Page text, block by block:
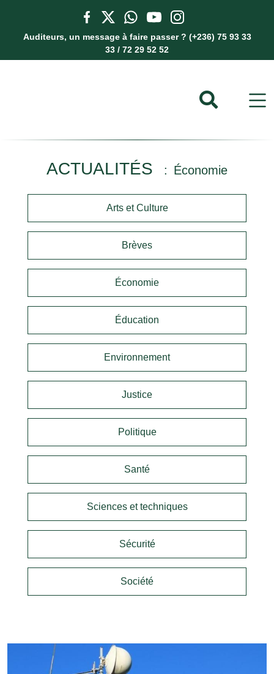
Auditeurs, un message à faire passer ? (+236) 75 93 33
33 / 72 29 52 52
ACTUALITÉS Économie
Arts et Culture
Brèves
Économie
Éducation
Environnement
Justice
Politique
Santé
Sciences et techniques
Sécurité
Société